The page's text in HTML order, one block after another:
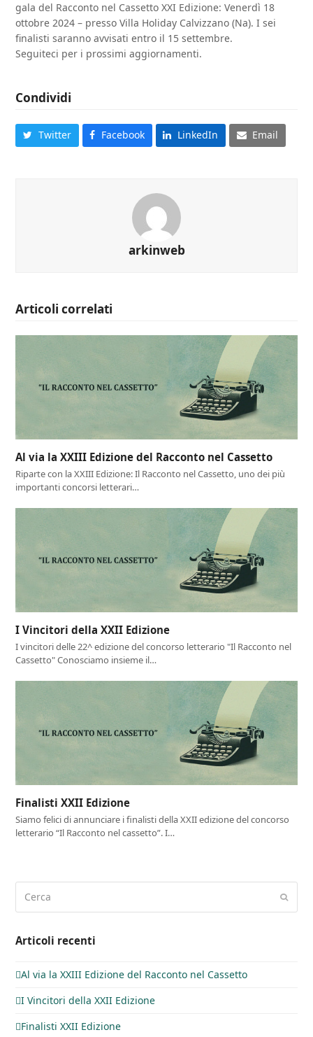
gala del Racconto nel Cassetto XXI Edizione: Venerdì 18
ottobre 2024 – presso Villa Holiday Calvizzano (Na). I sei
finalisti saranno avvisati entro il 15 settembre.
Seguiteci per i prossimi aggiornamenti.
Condividi
Twitter Facebook LinkedIn Email
arkinweb
Articoli correlati
Al via la XXIII Edizione del Racconto nel Cassetto
Riparte con la XXIII Edizione: Il Racconto nel Cassetto, uno dei più
importanti concorsi letterari…
I Vincitori della XXII Edizione
I vincitori delle 22^ edizione del concorso letterario "Il Racconto nel
Cassetto" Conosciamo insieme il…
Finalisti XXII Edizione
Siamo felici di annunciare i finalisti della XXII edizione del concorso
letterario “Il Racconto nel cassetto”. I…
Invia
Articoli recenti
Al via la XXIII Edizione del Racconto nel Cassetto
I Vincitori della XXII Edizione
Finalisti XXII Edizione